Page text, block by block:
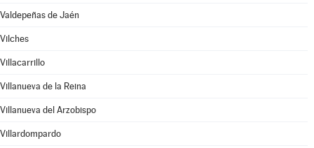
Valdepeñas de Jaén
Vilches
Villacarrillo
Villanueva de la Reina
Villanueva del Arzobispo
Villardompardo